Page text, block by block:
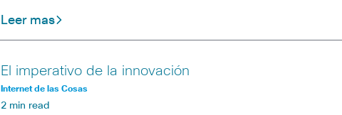
Leer mas
El imperativo de la innovación
Internet de las Cosas
2 min read